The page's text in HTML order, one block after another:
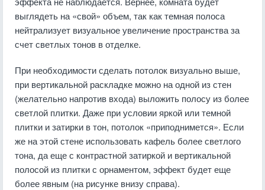
выглядеть на «свой» объем, так как темная полоса
нейтрализует визуальное увеличение пространства за
счет светлых тонов в отделке.
При необходимости сделать потолок визуально выше,
при вертикальной раскладке можно на одной из стен
(желательно напротив входа) выложить полосу из более
светлой плитки. Даже при условии яркой или темной
плитки и затирки в тон, потолок «приподнимется». Если
же на этой стене использовать кафель более светлого
тона, да еще с контрастной затиркой и вертикальной
полосой из плитки с орнаментом, эффект будет еще
более явным (на рисунке внизу справа).